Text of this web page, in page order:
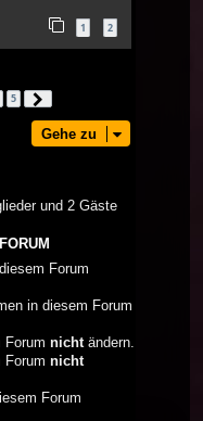
1 2
5
Gehe zu
und 2 Gäste
Forum
in diesem Forum
Forum nichtändern.
Forum nicht
Forum